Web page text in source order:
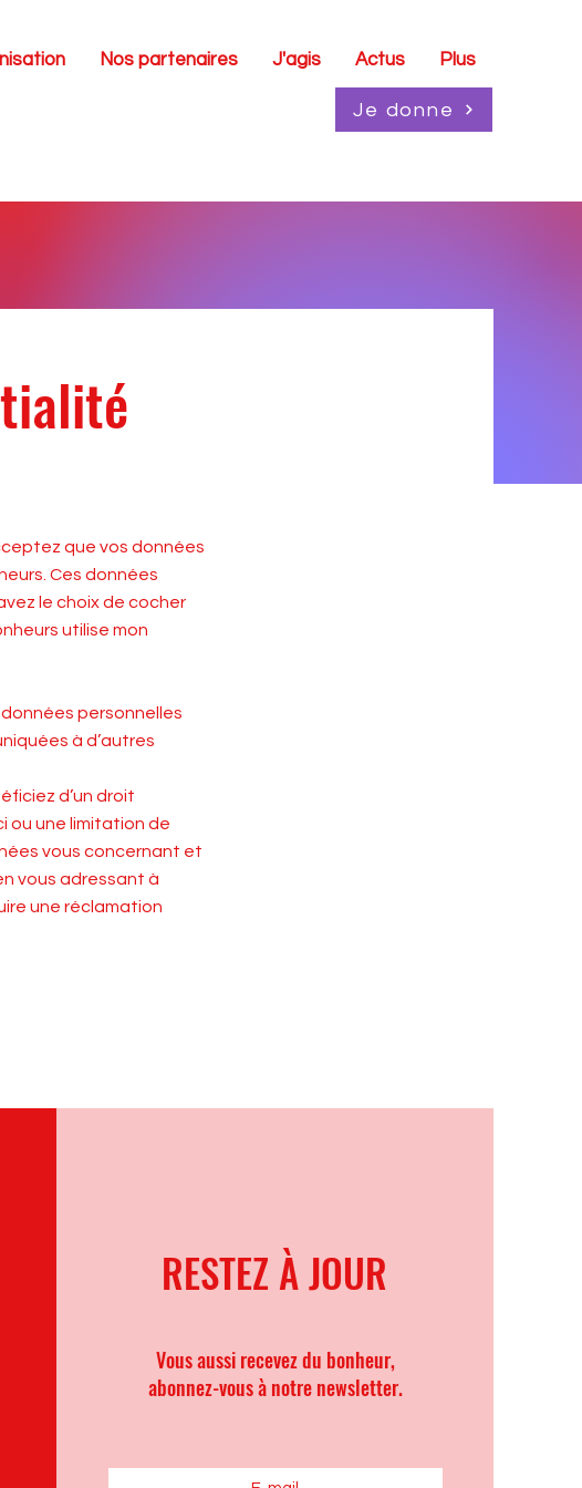
Nos partenaires J'agis Actus Plus
Je donne
que vos données
Ces données
le choix de cocher
utilise mon
personnelles
à d’autres
d’un droit
ou une limitation de
vous concernant et
vous adressant à
une réclamation
RESTEZ À JOUR
Vous aussi recevez du bonheur,
abonnez-vous à notre newsletter.